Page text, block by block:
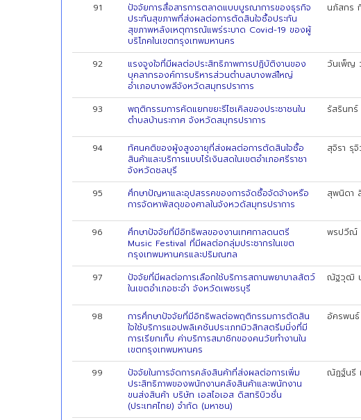
91
ปัจจัยการสื่อสารการตลาดแบบบูรณาการของธุรกิจ
ประกันสุขภาพที่ส่งผลต่อการตัดสินใจซื้อประกัน
สุขภาพหลังเหตุการณัแพร่ระบาด Covid-19 ของผู้
บริโภคในเขตกรุงเทพมหานคร
นภัสกร
92
แรงจูงใจที่มีผลต่อประสิทธิภาพการปฏิบัติงานของ
บุคลากรองค์การบริหารส่วนตำบลบางพลใีหญ่
อำเภอบางพลีจังหวัดสมุทรปราการ
วันเพ็ญ
93
พฤติกรรมการคัดแยกขยะรีไซเคิลของประชาชนใน
ตำบลบ้านระกาศ จังหวัดสมุทรปราการ
รัสรินท
94
ทัศนคติของผู้งสูงอายุที่ส่งผลต่อการตัดสินใจซื้อ
สินค้าและบริการแบบไร้เงินสดในเขตอำเภอศรีราชา
จังหวัดชลบุรี
สุจิรา รุ
95
ศึกษาปัญหาและอุปสรรคของการจัดซื้อจัดจ้างหรือ
การจัดหาพัสดุของศาลในจังหวดัสมุทรปราการ
สุพนิดา
96
ศึกษาปัจจัยที่มีอิทธิพลของงานเทศกาลดนตรี
Music Festival ที่มีผลต่อกลุ่มประชากรในเขต
กรุงเทพมหานครและปริมณฑล
พรปวีณ์
97
ปัจจัยที่มีผลต่อการเลือกใช้บริการสถานพยาบาลสัตว์
ในเขตอำเภอชะอำ จังหวัดเพชรบุรี
ณัฐวุฒิ น่
98
การศึกษาปัจจัยที่มีอิทธิพลต่อพฤติกรรมการตัดสิน
ใจใช้บริการแอปพลิเคชันประเภทมิวสิกสตรีมมิ่งที่มี
การเรียกเก็บ ค่าบริการสมาชิกของคนวัยทำงานใน
เขตกรุงเทพมหานคร
อัครพน
99
ปัจจัยในการจัดการคลังสินค้าที่ส่งผลต่อการเพิ่ม
ประสิทธิภาพของพนักงานคลังสินค้าและพนักงาน
ขนส่งสินค้า บริษัท เอสไอเอส ดิสทริบิวชั่น
(ประเทศไทย) จำกัด (มหาชน)
ณัฏฐ์นรี